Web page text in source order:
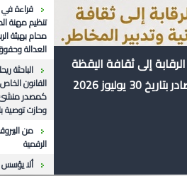
قراءة في
تنظيم مهنة
محام بهيئة
العدالة
الباحثة
القانون
كمصدر منشئ
وحازت توصية
من
الرقمية
ألا يؤسس
إلى ثقافة اليقظة
2026